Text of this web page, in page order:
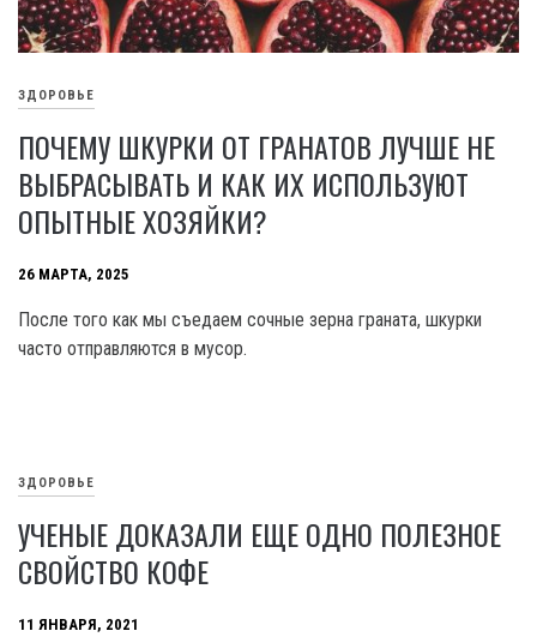
ЗДОРОВЬЕ
ПОЧЕМУ ШКУРКИ ОТ ГРАНАТОВ ЛУЧШЕ НЕ
ВЫБРАСЫВАТЬ И КАК ИХ ИСПОЛЬЗУЮТ
ОПЫТНЫЕ ХОЗЯЙКИ?
26 МАРТА, 2025
После того как мы съедаем сочные зерна граната, шкурки
часто отправляются в мусор.
ЗДОРОВЬЕ
УЧЕНЫЕ ДОКАЗАЛИ ЕЩЕ ОДНО ПОЛЕЗНОЕ
СВОЙСТВО КОФЕ
11 ЯНВАРЯ, 2021